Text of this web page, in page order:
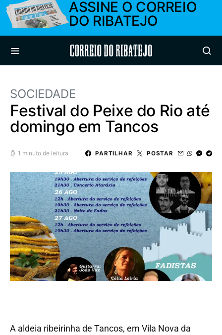
ASSINE O CORREIO
DO RIBATEJO
Correio do Ribatejo
SOCIEDADE
Festival do Peixe do Rio até
domingo em Tancos
1 minuto de leitura PARTILHAR POSTAR
A aldeia ribeirinha de Tancos, em Vila Nova da